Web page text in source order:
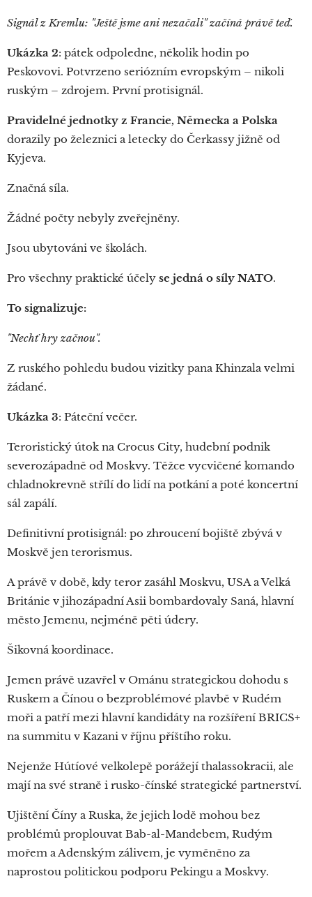
Signál z Kremlu: "Ještě jsme ani nezačali" začíná právě teď.
Ukázka 2: pátek odpoledne, několik hodin po
Peskovovi. Potvrzeno seriózním evropským – nikoli
ruským – zdrojem. První protisignál.
Pravidelné jednotky z Francie, Německa a Polska
dorazily po železnici a letecky do Čerkassy jižně od
Kyjeva.
Značná síla.
Žádné počty nebyly zveřejněny.
Jsou ubytováni ve školách.
Pro všechny praktické účely se jedná o síly NATO.
To signalizuje:
"Nechť hry začnou".
Z ruského pohledu budou vizitky pana Khinzala velmi
žádané.
Ukázka 3: Páteční večer.
Teroristický útok na Crocus City, hudební podnik
severozápadně od Moskvy. Těžce vycvičené komando
chladnokrevně střílí do lidí na potkání a poté koncertní
sál zapálí.
Definitivní protisignál: po zhroucení bojiště zbývá v
Moskvě jen terorismus.
A právě v době, kdy teror zasáhl Moskvu, USA a Velká
Británie v jihozápadní Asii bombardovaly Saná, hlavní
město Jemenu, nejméně pěti údery.
Šikovná koordinace.
Jemen právě uzavřel v Ománu strategickou dohodu s
Ruskem a Čínou o bezproblémové plavbě v Rudém
moři a patří mezi hlavní kandidáty na rozšíření BRICS+
na summitu v Kazani v říjnu příštího roku.
Nejenže Hútíové velkolepě porážejí thalassokracii, ale
mají na své straně i rusko-čínské strategické partnerství.
Ujištění Číny a Ruska, že jejich lodě mohou bez
problémů proplouvat Bab-al-Mandebem, Rudým
mořem a Adenským zálivem, je vyměněno za
naprostou politickou podporu Pekingu a Moskvy.